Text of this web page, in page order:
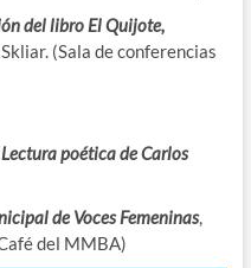
del libro El Quijote,
(Sala de conferencias
poética de Carlos
de Voces Femeninas,
del MMBA)